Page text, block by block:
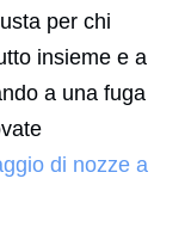
per chi
insieme e a
a una fuga
di nozze a